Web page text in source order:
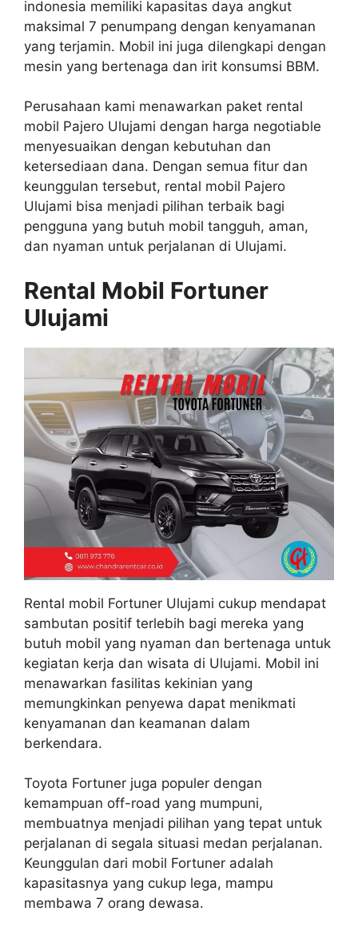
indonesia memiliki kapasitas daya angkut
maksimal 7 penumpang dengan kenyamanan
yang terjamin. Mobil ini juga dilengkapi dengan
mesin yang bertenaga dan irit konsumsi BBM.
Perusahaan kami menawarkan paket rental
mobil Pajero Ulujami dengan harga negotiable
menyesuaikan dengan kebutuhan dan
ketersediaan dana. Dengan semua fitur dan
keunggulan tersebut, rental mobil Pajero
Ulujami bisa menjadi pilihan terbaik bagi
pengguna yang butuh mobil tangguh, aman,
dan nyaman untuk perjalanan di Ulujami.
Rental Mobil Fortuner
Ulujami
Rental mobil Fortuner Ulujami cukup mendapat
sambutan positif terlebih bagi mereka yang
butuh mobil yang nyaman dan bertenaga untuk
kegiatan kerja dan wisata di Ulujami. Mobil ini
menawarkan fasilitas kekinian yang
memungkinkan penyewa dapat menikmati
kenyamanan dan keamanan dalam
berkendara.
Toyota Fortuner juga populer dengan
kemampuan off-road yang mumpuni,
membuatnya menjadi pilihan yang tepat untuk
perjalanan di segala situasi medan perjalanan.
Keunggulan dari mobil Fortuner adalah
kapasitasnya yang cukup lega, mampu
membawa 7 orang dewasa.